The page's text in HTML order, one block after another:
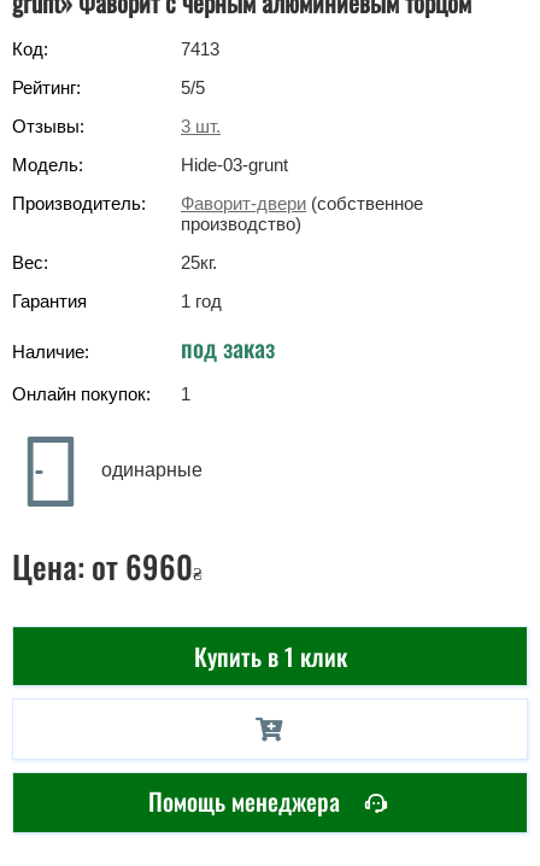
Код:
7413
Рейтинг:
5/5
Отзывы:
3 шт.
Модель:
Hide-03-grunt
Производитель:
Фаворит-двери (собственное
производство)
Вес:
25кг.
Гарантия
1 год
Наличие: под заказ
Онлайн покупок: 1
одинарные
Цена: от 6960₴
Купить в 1 клик
Помощь менеджера